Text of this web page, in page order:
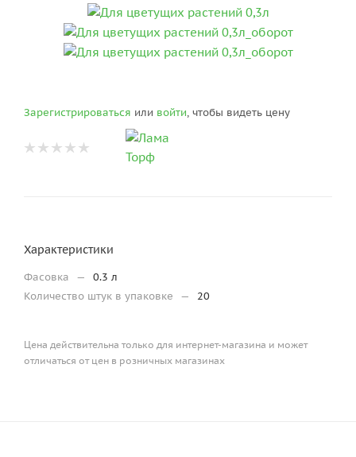
Зарегистрироваться или войти, чтобы видеть цену
Характеристики
Фасовка —
0.3 л
Количество штук в упаковке
— 20
Цена действительна только для интернет-магазина и может
отличаться от цен в розничных магазинах